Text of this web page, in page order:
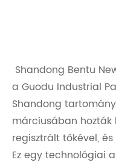
Shandong Bentu
a Guodu Industrial
Shandong
márciusában hozták
regisztrált tőkével,
Ez egy technológiai